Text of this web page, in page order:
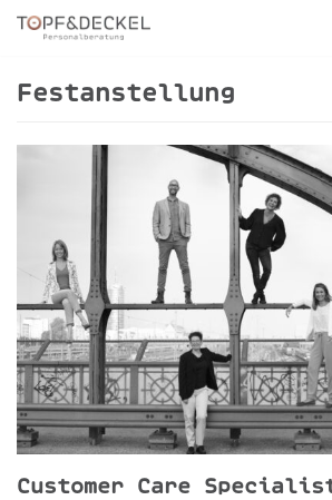
Zum
Festanstellung
Customer Care